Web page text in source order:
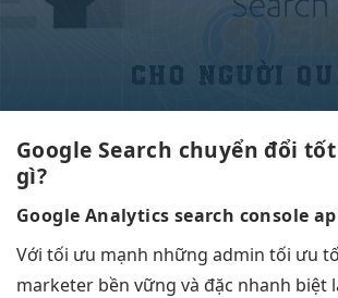
Google Search chuyển đổi tốt
gì?
Google Analytics search console
Với tối ưu mạnh những admin tối ưu
marketer bền vững và đặc nhanh biệt